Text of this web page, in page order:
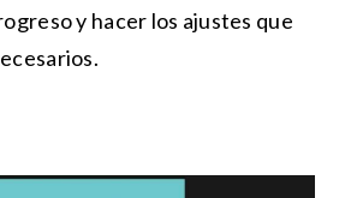
y hacer los ajustes que